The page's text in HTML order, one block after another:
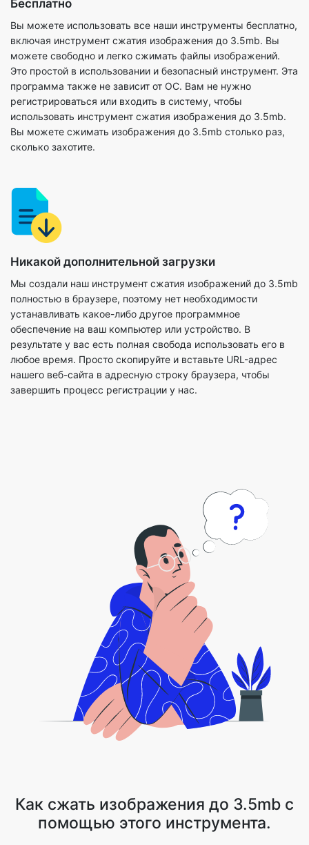
Это простой в использовании и безопасный инструмент. Эта
программа также не зависит от ОС. Вам не нужно
регистрироваться или входить в систему, чтобы
использовать инструмент сжатия изображения до 3.5mb.
Вы можете сжимать изображения до 3.5mb столько раз,
сколько захотите.
Никакой дополнительной загрузки
Мы создали наш инструмент сжатия изображений до 3.5mb
полностью в браузере, поэтому нет необходимости
устанавливать какое-либо другое программное
обеспечение на ваш компьютер или устройство. В
результате у вас есть полная свобода использовать его в
любое время. Просто скопируйте и вставьте URL-адрес
нашего веб-сайта в адресную строку браузера, чтобы
завершить процесс регистрации у нас.
Как сжать изображения до 3.5mb с
1 . Загрузите файл изображения или нажмите на стрелку
выпадающего списка и выберите Dropbox/Google Drive
2 . Image Compressor сжимает ваш файл, сохраняя качество